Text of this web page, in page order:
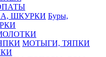
Буры,
МОТЫГИ, ТЯПКИ